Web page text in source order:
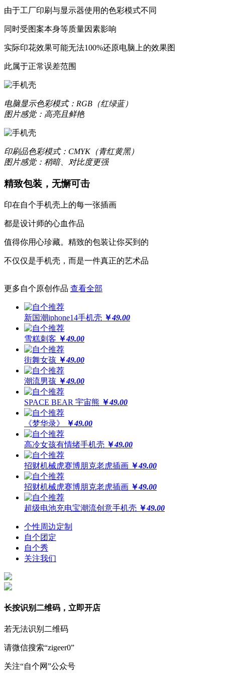
更合身
优质液态硅胶材质，一体成型，精准孔位，贴合原机机身设
质感升级，耐刮防撞，加倍防护
更轻薄
数次改良模具，实现裸机般纤薄手感
更保护
更还原
全球领先喷绘工艺，100%高精度印刷
64位高保真色彩，画面高度还原
由于工厂印刷与显示器使用的色彩模式不同
同时受图案本身等质量因素影响
实际印花效果可能无法100%还原电脑上的效果图
此属于正常误差范围
电脑显示色彩模式：RGB（红绿蓝）
图片感觉：高亮且鲜艳
印刷品色彩模式：CMYK（青红黄黑）
图片感觉：稍暗、对比度更强
精致包装，无懈可击
印在自个手机壳上的每一张插画
都是设计师的心血作品
值得你用心珍藏。精致的包装让你买到的
不仅仅是手机壳，而是一件真正的艺术品
更多自个原创作品 查看全部
新国潮iphone14手机壳 ￥49.00
雪糕刺客 ￥49.00
街舞女孩 ￥49.00
潮流男孩 ￥49.00
SPACE BEAR 宇宙熊 ￥49.00
《梦华录》 ￥49.00
高冷女孩有情绪手机壳 ￥49.00
招财机械虎赛博朋克老虎插画 ￥49.00
招财机械虎赛博朋克老虎插画 ￥49.00
超级电池充电宝潮流创意手机壳 ￥49.00
个性周边定制
自个团定
自个秀
关注我们
长按识别二维码，立即开店
若无法识别二维码
请微信搜索“zigeer0”
关注“自个网”公众号